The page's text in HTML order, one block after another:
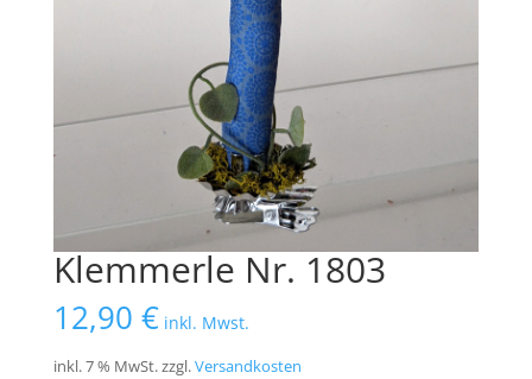
Klemmerle Nr. 1803
12,90 € inkl. Mwst.
inkl. 7 % MwSt.zzgl.Versandkosten